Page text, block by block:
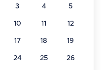
3 4 5
10 11 12
17 18 19
24 25 26